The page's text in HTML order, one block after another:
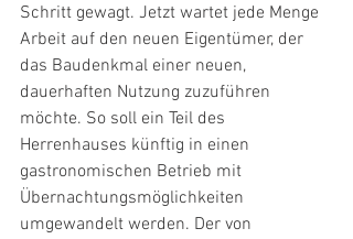
Schritt gewagt. Jetzt wartet jede Menge
Arbeit auf den neuen Eigentümer, der
das Baudenkmal einer neuen,
dauerhaften Nutzung zuzuführen
möchte. So soll ein Teil des
Herrenhauses künftig in einen
gastronomischen Betrieb mit
Übernachtungsmöglichkeiten
umgewandelt werden. Der von